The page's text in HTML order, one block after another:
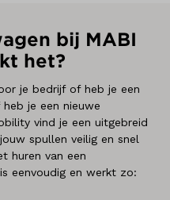
bij MABI
het?
je bedrijf of heb je een
je een nieuwe
vind je een uitgebreid
spullen veilig en snel
huren van een
eenvoudig en werkt zo: